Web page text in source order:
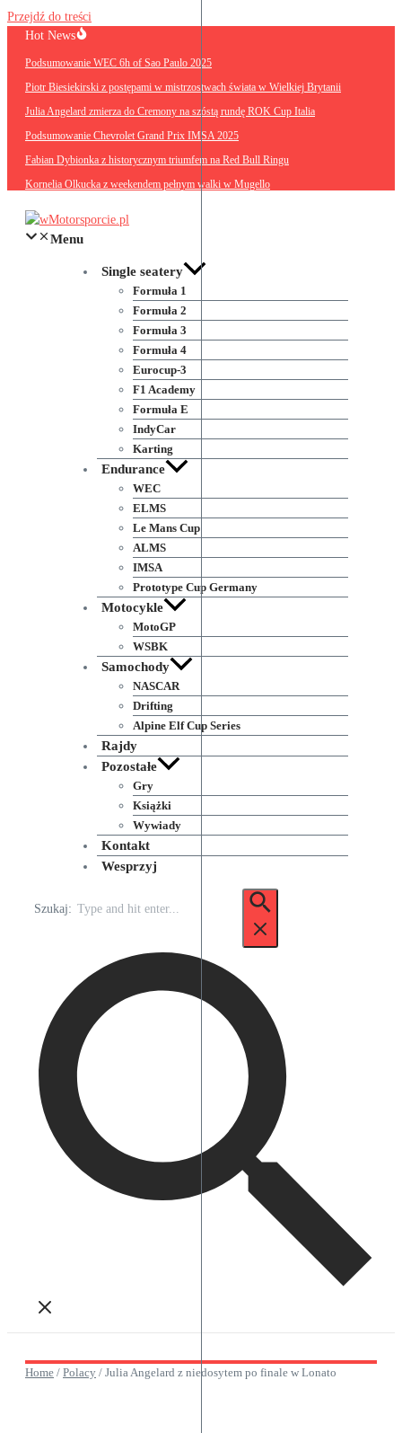
Przejdź do treści
Hot News
Podsumowanie WEC 6h of Sao Paulo 2025
Piotr Biesiekirski z postępami w mistrzostwach świata w Wielkiej Brytanii
Julia Angelard zmierza do Cremony na szóstą rundę ROK Cup Italia
Podsumowanie Chevrolet Grand Prix IMSA 2025
Fabian Dybionka z historycznym triumfem na Red Bull Ringu
Kornelia Olkucka z weekendem pełnym walki w Mugello
Menu
Single seatery
Formuła 1
Formuła 2
Formuła 3
Formuła 4
Eurocup-3
F1 Academy
Formuła E
IndyCar
Karting
Endurance
WEC
ELMS
Le Mans Cup
ALMS
IMSA
Prototype Cup Germany
Motocykle
MotoGP
WSBK
Samochody
NASCAR
Drifting
Alpine Elf Cup Series
Rajdy
Pozostałe
Gry
Książki
Wywiady
Kontakt
Wesprzyj
Szukaj:
Home / Polacy / Julia Angelard z niedosytem po finale w Lonato